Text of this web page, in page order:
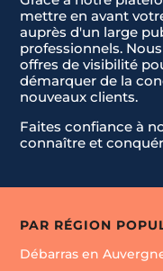
mettre en avant
auprès d'un large
professionnels.
offres de visibilité
démarquer de la
nouveaux clients.
Faites confiance à
connaître et
PAR RÉGION
Débarras en